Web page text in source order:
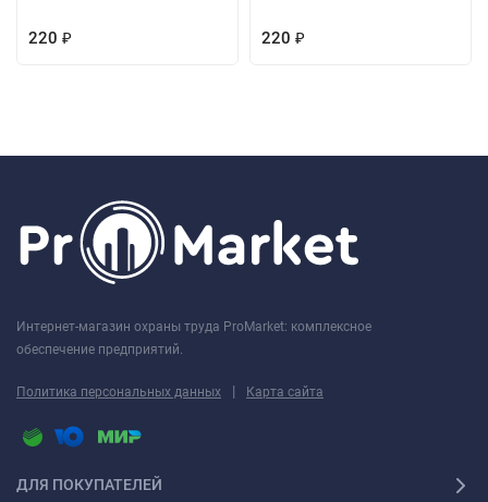
220 ₽ 220 ₽
Интернет-магазин охраны труда ProMarket: комплексное
обеспечение предприятий.
Политика персональных данных | Карта сайта
ДЛЯ ПОКУПАТЕЛЕЙ